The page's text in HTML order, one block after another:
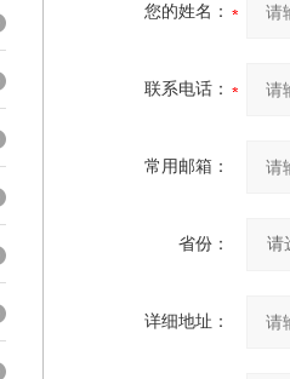
您的姓名：
联系电话：
常用邮箱：
省份：
详细地址：